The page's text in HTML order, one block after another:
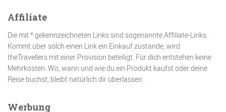
Affiliate
Die mit * gekennzeichneten Links sind sogenannte Affiliate-Links.
Kommt über solch einen Link ein Einkauf zustande, wird
theTravellers mit einer Provision beteiligt. Für dich entstehen keine
Mehrkosten. Wo, wann und wie du ein Produkt kaufst oder deine
Reise buchst, bleibt natürlich dir überlassen.
Werbung